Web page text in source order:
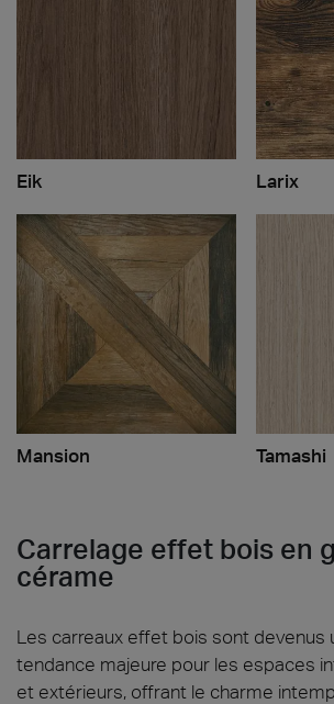
Eik Larix
Mansion Tamashi
Carrelage effet bois en
cérame
Les carreaux effet bois sont devenus
tendance majeure pour les espaces
et extérieurs, offrant le charme